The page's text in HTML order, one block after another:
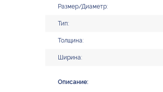
Размер/Диаметр:
Тип:
Толщина:
Ширина:
Описание: